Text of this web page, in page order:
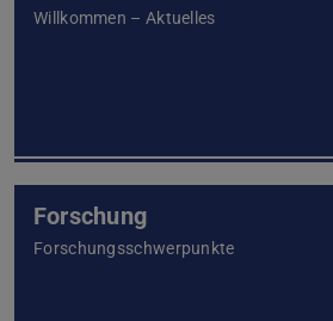
Willkommen – Aktuelles
Forschung
Forschungsschwerpunkte